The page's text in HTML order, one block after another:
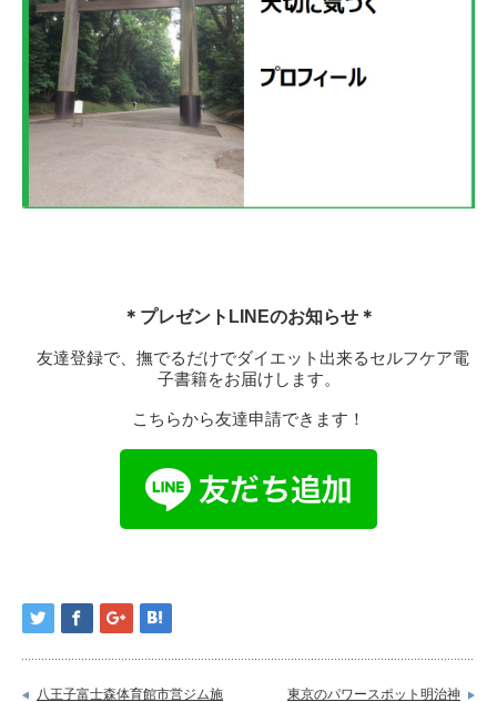
＊プレゼントLINEのお知らせ＊
友達登録で、撫でるだけでダイエット出来るセルフケア電
子書籍をお届けします。
こちらから友達申請できます！
八王子富士森体育館市営ジム施
東京のパワースポット明治神